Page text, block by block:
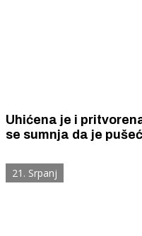
Uhićena je i
se sumnja da je
21. Srpanj